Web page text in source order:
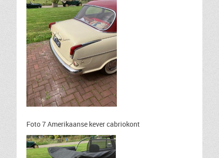
Foto 7 Amerikaanse kever cabriokont